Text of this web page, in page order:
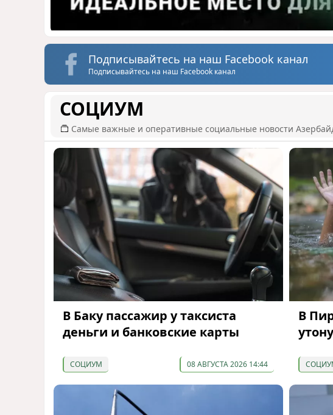
Подписывайтесь на наш Facebook канал
Подписывайтесь на наш Facebook канал
СОЦИУМ
Самые важные и оперативные социальные новости
В Баку пассажир у таксиста
деньги и банковские карты
СОЦИУМ 08 АВГУСТА 2026 14:44
В